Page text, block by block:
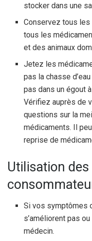
stocker dans une
Conservez tous les
tous les
et des animaux
Jetez les
pas la chasse
pas dans un égout
Vérifiez auprès de
questions sur la
médicaments. Il
reprise de
Utilisation
Si vos symptômes
s’améliorent pas
médecin.